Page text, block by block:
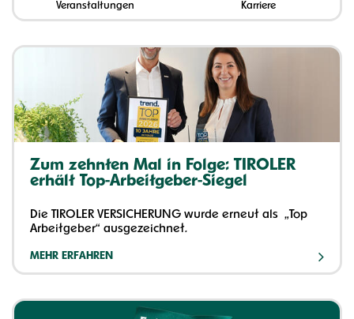
Veranstaltungen Karriere
Zum zehnten Mal in Folge: TIROLER
erhält Top-Arbeitgeber-Siegel
Die TIROLER VERSICHERUNG wurde erneut als „Top
Arbeitgeber“ ausgezeichnet.
MEHR ERFAHREN